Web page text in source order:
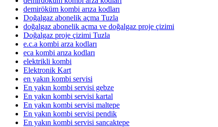
demiröküm kombi arıza kodları
Doğalgaz abonelik açma Tuzla
doğalgaz abonelik açma ve doğalgaz proje çizimi
Doğalgaz proje çizimi Tuzla
e.c.a kombi arza kodları
eca kombi arıza kodları
elektrikli kombi
Elektronik Kart
en yakın kombi servisi
En yakın kombi servisi gebze
En yakın kombi servisi kartal
En yakın kombi servisi maltepe
En yakın kombi servisi pendik
En yakın kombi servisi sancaktepe